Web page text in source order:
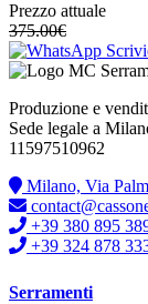
Prezzo attuale
375.00€
Produzione e
Sede legale a
11597510962
Milano, Via
+39 380 895
+39 324 878
Serramenti